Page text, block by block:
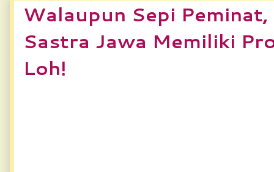
Walaupun Sepi
Sastra Jawa Memiliki
Loh!